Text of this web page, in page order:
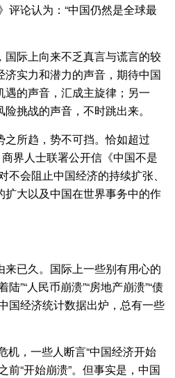
评论认为：“中国仍然是全球最
际上向来不乏真言与谎言的较
实力和潜力的声音，期待中国
的声音，汇成主旋律；另一
挑战的声音，不时跳出来。
所趋，势不可挡。恰如超过
界人士联署公开信《中国不是
不会阻止中国经济的持续扩张、
大以及中国在世界事务中的作
已久。国际上一些别有用心的
”“人民币崩溃”“房地产崩溃”“债
国经济统计数据出炉，总有一些
，一些人断言“中国经济开始
前“开始崩溃”。但事实是，中国